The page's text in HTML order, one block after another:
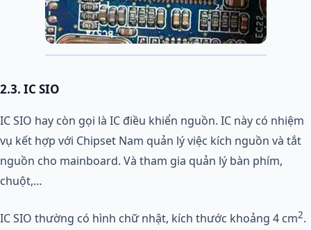
2.3. IC SIO
IC SIO hay còn gọi là IC điều khiển nguồn. IC này có nhiệm
vụ kết hợp với Chipset Nam quản lý việc kích nguồn và tắt
nguồn cho mainboard. Và tham gia quản lý bàn phím,
chuột,…
IC SIO thường có hình chữ nhật, kích thước khoảng 4 cm2.